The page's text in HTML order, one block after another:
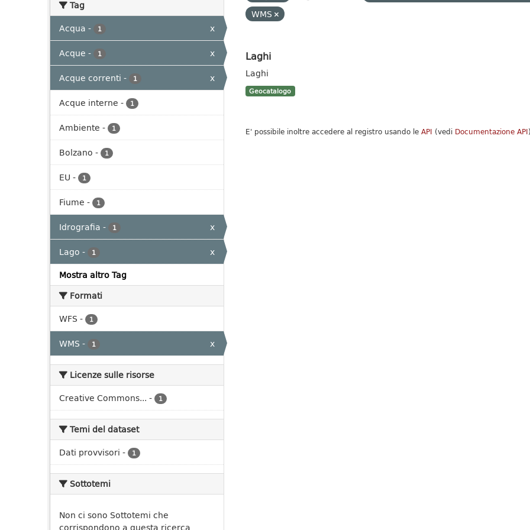
Tag
Acqua - 1
x
Acque - 1
x
Acque correnti - 1
x
Acque interne - 1
Ambiente - 1
Bolzano - 1
EU - 1
Fiume - 1
Idrografia - 1
x
Lago - 1
x
Mostra altro Tag
Formati
WFS - 1
WMS - 1 x
Licenze sulle risorse
Creative Commons... - 1
Temi del dataset
Dati provvisori - 1
Sottotemi
Non ci sono Sottotemi che
corrispondono a questa ricerca
WMS
Laghi
Laghi
Geocatalogo
E' possibile inoltre accedere al registro usando le API (vedi Documentazione API